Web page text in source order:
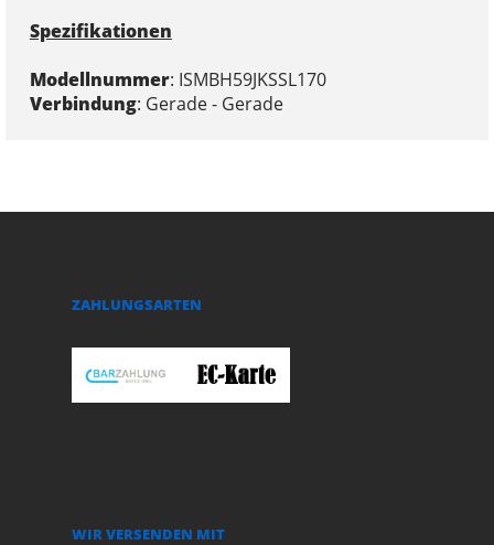
Spezifikationen
Modellnummer: ISMBH59JKSSL170
Verbindung: Gerade - Gerade
ZAHLUNGSARTEN
WIR VERSENDEN MIT